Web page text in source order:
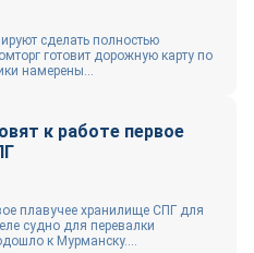
сделать полностью
готовит дорожную карту по
намерены...
к работе первое
плавучее хранилище СПГ для
судно для перевалки
к Мурманску....